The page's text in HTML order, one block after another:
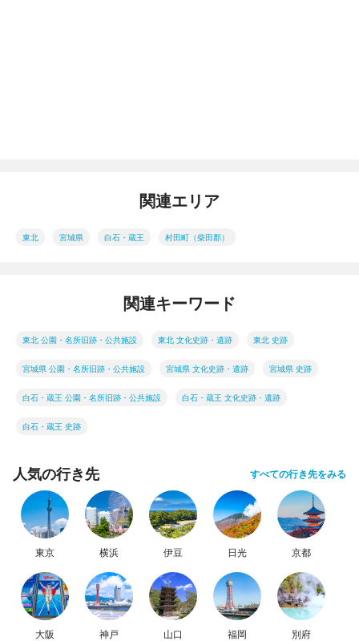
関連エリア
東北 宮城県 白石・蔵王 村田町（柴田郡）
関連キーワード
東北 公園・名所旧跡・公共施設 東北 文化史跡・遺跡 東北 史跡
宮城県 公園・名所旧跡・公共施設 宮城県 文化史跡・遺跡 宮城県 史跡
白石・蔵王 公園・名所旧跡・公共施設 白石・蔵王 文化史跡・遺跡
白石・蔵王 史跡
人気の行き先 すべての行き先をみる
東京 横浜 伊豆 日光 京都
大阪 神戸 山口 福岡 別府